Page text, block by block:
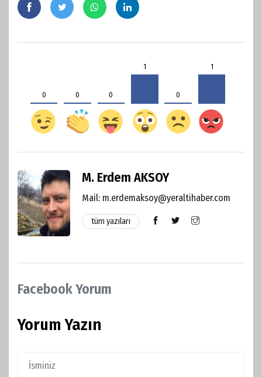
0 0 0
1
0
1
M. Erdem AKSOY
Mail: m.erdemaksoy@yeraltihaber.com
tüm yazıları
Facebook Yorum
Yorum Yazın